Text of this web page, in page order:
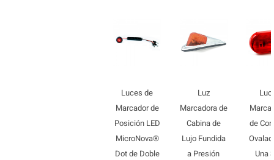
Luces de
Marcador de
Posición LED
MicroNova®
Dot de Doble
Luz
Marcadora de
Cabina de
Lujo Fundida
a Presión
de
Una